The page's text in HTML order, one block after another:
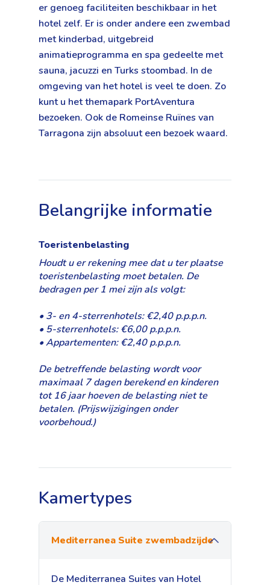
er genoeg faciliteiten beschikbaar in het
hotel zelf. Er is onder andere een zwembad
met kinderbad, uitgebreid
animatieprogramma en spa gedeelte met
sauna, jacuzzi en Turks stoombad. In de
omgeving van het hotel is veel te doen. Zo
kunt u het themapark PortAventura
bezoeken. Ook de Romeinse Ruïnes van
Tarragona zijn absoluut een bezoek waard.
Belangrijke informatie
Toeristenbelasting
Houdt u er rekening mee dat u ter plaatse
toeristenbelasting moet betalen. De
bedragen per 1 mei zijn als volgt:
• 3- en 4-sterrenhotels: €2,40 p.p.p.n.
• 5-sterrenhotels: €6,00 p.p.p.n.
• Appartementen: €2,40 p.p.p.n.
De betreffende belasting wordt voor
maximaal 7 dagen berekend en kinderen
tot 16 jaar hoeven de belasting niet te
betalen. (Prijswijzigingen onder
voorbehoud.)
Kamertypes
Mediterranea Suite zwembadzijde
De Mediterranea Suites van Hotel